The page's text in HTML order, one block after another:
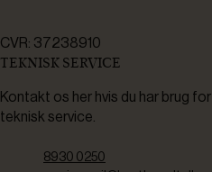
CVR: 37238910
TEKNISK SERVICE
Kontakt os her hvis du har brug for
teknisk service.
8930 0250